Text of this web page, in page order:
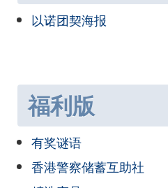
以诺团契海报
福利版
有奖谜语
香港警察储蓄互助社